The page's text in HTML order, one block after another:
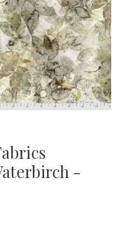
-